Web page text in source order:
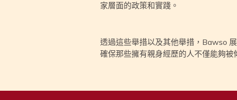
家層面的政策和實踐。
透過這些舉措以及其他舉措，Bawso
確保那些擁有親身經歷的人不僅能夠